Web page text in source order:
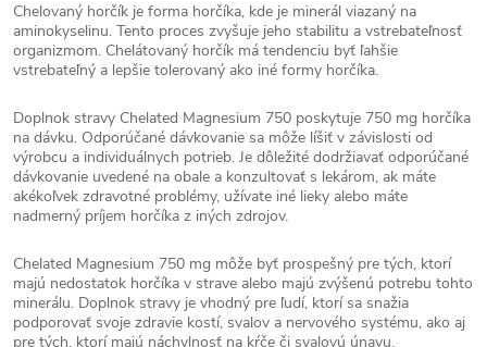
Chelovaný horčík je forma horčíka, kde je minerál viazaný na
aminokyselinu. Tento proces zvyšuje jeho stabilitu a vstrebateľnosť
organizmom. Chelátovaný horčík má tendenciu byť ľahšie
vstrebateľný a lepšie tolerovaný ako iné formy horčíka.
Doplnok stravy Chelated Magnesium 750 poskytuje 750 mg horčíka
na dávku. Odporúčané dávkovanie sa môže líšiť v závislosti od
výrobcu a individuálnych potrieb. Je dôležité dodržiavať odporúčané
dávkovanie uvedené na obale a konzultovať s lekárom, ak máte
akékoľvek zdravotné problémy, užívate iné lieky alebo máte
nadmerný príjem horčíka z iných zdrojov.
Chelated Magnesium 750 mg môže byť prospešný pre tých, ktorí
majú nedostatok horčíka v strave alebo majú zvýšenú potrebu tohto
minerálu. Doplnok stravy je vhodný pre ľudí, ktorí sa snažia
podporovať svoje zdravie kostí, svalov a nervového systému, ako aj
pre tých, ktorí majú náchylnosť na kŕče či svalovú únavu.